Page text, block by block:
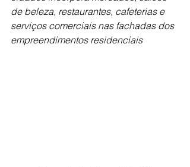
de beleza, restaurantes, cafeterias e
serviços comerciais nas fachadas dos
empreendimentos residenciais